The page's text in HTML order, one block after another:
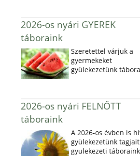
2026-os nyári GYEREK
táboraink
Szeretettel várjuk a
gyermekeket
gyülekezetünk
2026-os nyári FELNŐTT
táboraink
A 2026-os évben is
gyülekezetünk
gyülekezeti